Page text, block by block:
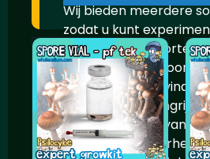
Wij bieden meerdere
zodat u kunt
verschillende soorten
en de perfecte soort
behoeften kunt vinden.
Een van de
van het gebruik van
hun betrouwbaarheid.